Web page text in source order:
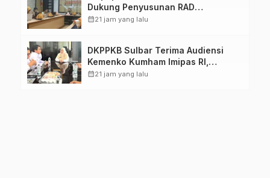
Dukung Penyusunan RAD
TPB/SDGs Sulawesi Barat
calendar_month21 jam yang lalu
DKPPKB Sulbar Terima Audiensi
Kemenko Kumham Imipas RI,
Perkuat Pelayanan Kesehatan bagi
calendar_month21 jam yang lalu